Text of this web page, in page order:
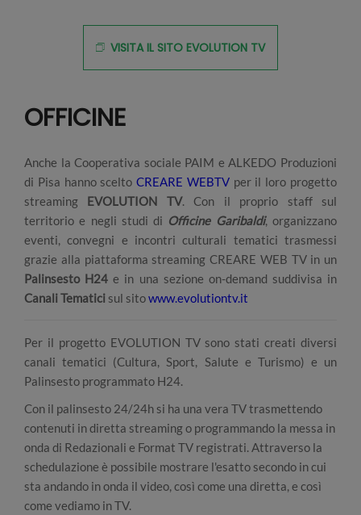
VISITA IL SITO EVOLUTION TV
OFFICINE
Anche la Cooperativa sociale PAIM e ALKEDO Produzioni
di Pisa hanno sceltoCREARE WEBTVper il loro progetto
streaming EVOLUTION TV. Con il proprio staff sul
territorio e negli studi di Officine Garibaldi, organizzano
eventi, convegni e incontri culturali tematici trasmessi
grazie alla piattaforma streaming CREARE WEB TV in un
Palinsesto H24 e in una sezione on-demand suddivisa in
Canali Tematici sul sitowww.evolutiontv.it
Per il progetto EVOLUTION TV sono stati creati diversi
canali tematici (Cultura, Sport, Salute e Turismo) e un
Palinsesto programmato H24.
Con il palinsesto 24/24h si ha una vera TV trasmettendo
contenuti in diretta streaming o programmando la messa in
onda di Redazionali e Format TV registrati. Attraverso la
schedulazione è possibile mostrare l'esatto secondo in cui
sta andando in onda il video, così come una diretta, e così
come vediamo in TV.